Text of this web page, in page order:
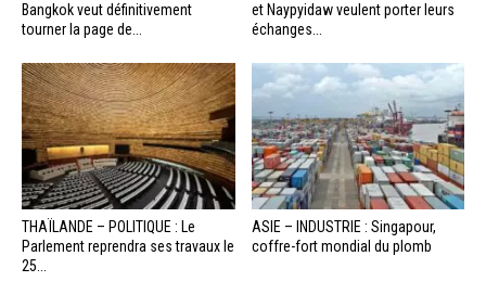
Bangkok veut définitivement
tourner la page de...
et Naypyidaw veulent porter leurs
échanges...
THAÏLANDE – POLITIQUE : Le
Parlement reprendra ses travaux le
25...
ASIE – INDUSTRIE : Singapour,
coffre-fort mondial du plomb